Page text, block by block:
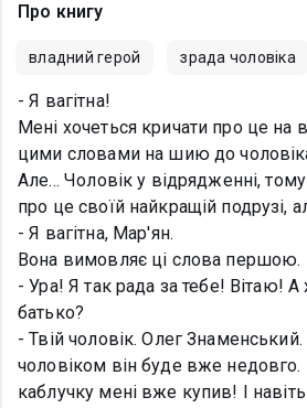
Про книгу
владний герой зрада чоловіка
- Я вагітна!
Мені хочеться кричати про це на
цими словами на шию до
Але... Чоловік у відрядженні,
про це своїй найкращій подрузі,
- Я вагітна, Мар'ян.
Вона вимовляє ці слова першою.
- Ура! Я так рада за тебе! Вітаю!
батько?
- Твій чоловік. Олег Знаменський.
чоловіком він буде вже недовго.
каблучку мені вже купив! І